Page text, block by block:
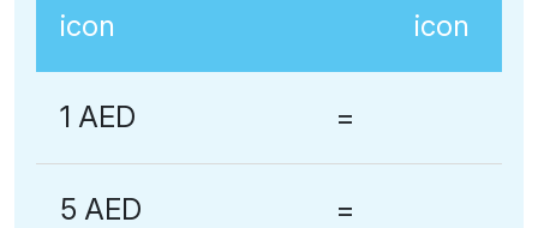
1 AED =
5 AED =